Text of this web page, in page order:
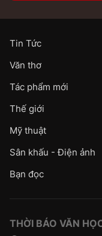
Tin Tức
Văn thơ
Tác phẩm mới
Thế giới
Mỹ thuật
Sân khấu - Điện ảnh
Bạn đọc
THỜI BÁO VĂN